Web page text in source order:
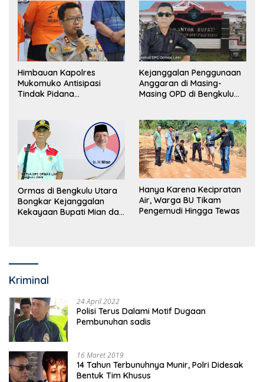
Himbauan Kapolres
Mukomuko Antisipasi
Tindak Pidana
Kejanggalan Penggunaan
Anggaran di Masing-
Masing OPD di Bengkulu
Ormas di Bengkulu Utara
Bongkar Kejanggalan
Kekayaan Bupati Mian dan
Hanya Karena Kecipratan
Air, Warga BU Tikam
Pengemudi Hingga Tewas
Kriminal
24 April 2022
Polisi Terus Dalami Motif Dugaan
Pembunuhan sadis
16 Maret 2019
14 Tahun Terbunuhnya Munir, Polri Didesak
Bentuk Tim Khusus